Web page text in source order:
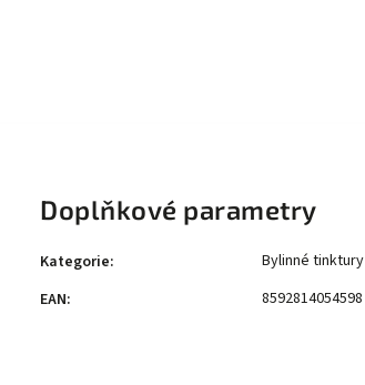
Doplňkové parametry
Kategorie:
Bylinné tinktury
EAN: 8592814054598